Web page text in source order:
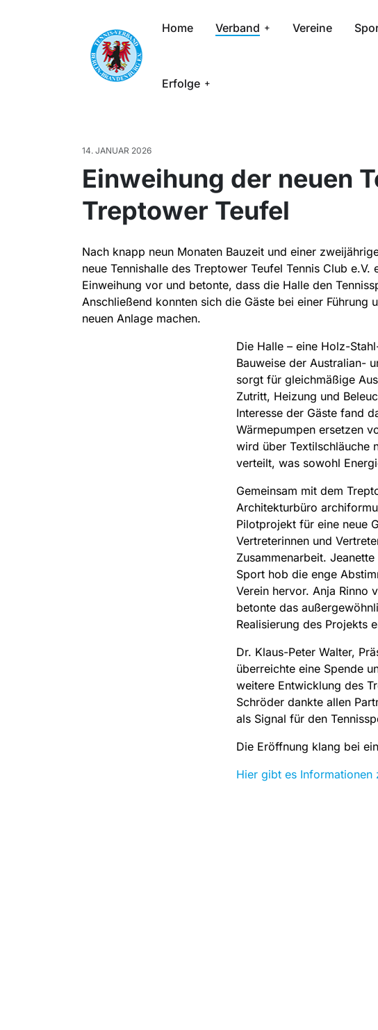
Home Verband Vereine
Erfolge
14. JANUAR 2026
Einweihung der neuen
Treptower Teufel
Nach knapp neun Monaten Bauzeit und einer
neue Tennishalle des Treptower Teufel Tennis Club
Einweihung vor und betonte, dass die Halle den
Anschließend konnten sich die Gäste bei einer Führung
neuen Anlage machen.
Die Halle – eine Holz-
Bauweise der Australian-
sorgt für gleichmäßige
Zutritt, Heizung und
Interesse der Gäste fand
Wärmepumpen ersetzen
wird über Textilschläuche
verteilt, was sowohl
Gemeinsam mit dem
Architekturbüro
Pilotprojekt für eine neue
Vertreterinnen und
Zusammenarbeit.
Sport hob die enge
Verein hervor. Anja Rinno
betonte das
Realisierung des Projekts
Dr. Klaus-Peter Walter,
überreichte eine Spende
weitere Entwicklung des
Schröder dankte allen
als Signal für den
Die Eröffnung klang bei
Hier gibt es Informationen